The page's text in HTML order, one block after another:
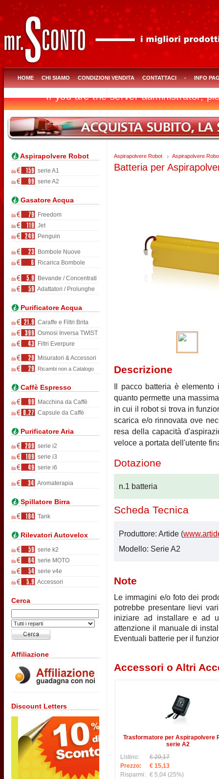
HOME CHI SIAMO CONDIZIONI VENDITA CONTATTACI - INFO
Aspirapolvere Robot
serie A1
serie A2
Gasatore Acqua
Freedom
Jet
Penguin
Bombole Nuove
Ricarica Bombole
Bevande / Concentrati
Adattatori / Prolunghe
Purificatore Acqua
Caraffe e Filtri Brita
Osmosi Inversa TWIST
Filtri Everpure
Misuratori & Accessori
Ricambi non a Catalogo
Caffè Espresso
Macchina da Caffè
Capsule da Caffè
Purificatore Aria
serie i2
serie i3
serie i6
Aromaterapia
Spillatore Birra
Tank
Rilevatori Autovelox
serie k2
serie MOTO
serie v4e
Accessori
Cerca
Affiliazione
Discount Letters
Aspirapolvere Robot Aspirapolvere
Batteria per
Descrizione
Il pacco batteria è
quanto permette una
in cui il robot si trova in
scarica e/o rinnovata ove
resa della capacità
veloce a portata dell'utente
Dotazione
n.1 batteria
Scheda Tecnica
Produttore: Artide (
Modello: Serie A2
Note
Le immagini e/o foto dei
potrebbe presentare lievi
iniziare ad installare e ad
attenzione il manuale di
Eventuali batterie per il
Accessori o Altri
Trasformatore per Aspirapolvere
serie A2
Listino:
€ 20,17
Prezzo:
€ 15,13
Risparmi: € 5,04 (25%)